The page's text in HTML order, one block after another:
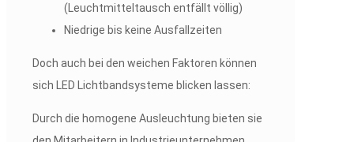
(Leuchtmitteltausch entfällt völlig)
Niedrige bis keine Ausfallzeiten
Doch auch bei den weichen Faktoren können
sich LED Lichtbandsysteme blicken lassen:
Durch die homogene Ausleuchtung bieten sie